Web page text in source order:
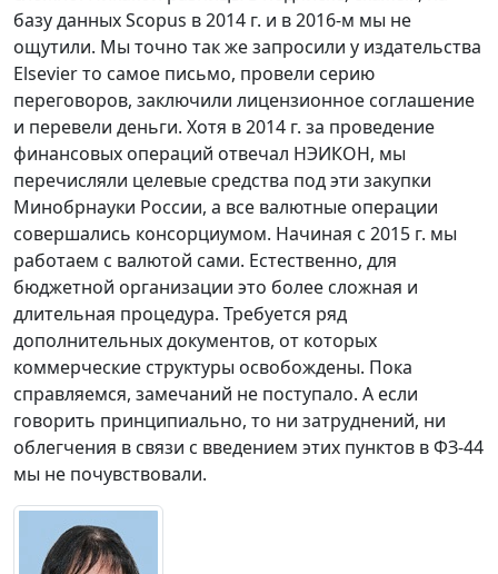
базу данных Scopus в 2014 г. и в 2016-м мы не
ощутили. Мы точно так же запросили у издательства
Elsevier то самое письмо, провели серию
переговоров, заключили лицензионное соглашение
и перевели деньги. Хотя в 2014 г. за проведение
финансовых операций отвечал НЭИКОН, мы
перечисляли целевые средства под эти закупки
Минобрнауки России, а все валютные операции
совершались консорциумом. Начиная с 2015 г. мы
работаем с валютой сами. Естественно, для
бюджетной организации это более сложная и
длительная процедура. Требуется ряд
дополнительных документов, от которых
коммерческие структуры освобождены. Пока
справляемся, замечаний не поступало. А если
говорить принципиально, то ни затруднений, ни
облегчения в связи с введением этих пунктов в ФЗ-44
мы не почувствовали.